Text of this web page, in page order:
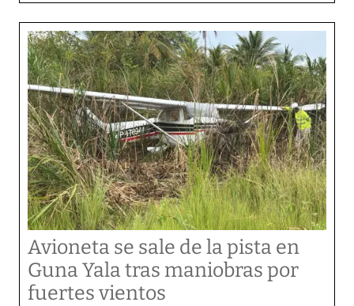
Avioneta se sale de la pista en
Guna Yala tras maniobras por
fuertes vientos